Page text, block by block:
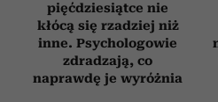
pięćdziesiątce nie
kłócą się rzadziej niż
inne. Psychologowie
zdradzają, co
naprawdę je wyróżnia